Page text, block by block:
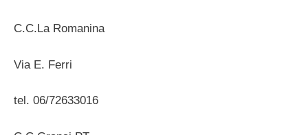
C.C.La Romanina
Via E. Ferri
tel. 06/72633016